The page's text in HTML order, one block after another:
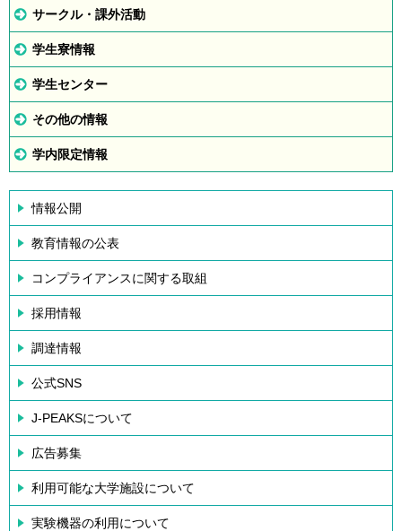
サークル・課外活動
学生寮情報
学生センター
その他の情報
学内限定情報
情報公開
教育情報の公表
コンプライアンスに関する取組
採用情報
調達情報
公式SNS
J-PEAKSについて
広告募集
利用可能な大学施設について
実験機器の利用について